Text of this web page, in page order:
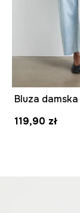
119,90 zł